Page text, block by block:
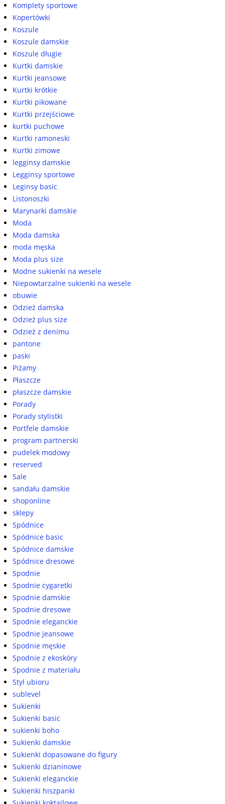
Komplety sportowe
Kopertówki
Koszule
Koszule damskie
Koszule długie
Kurtki damskie
Kurtki jeansowe
Kurtki krótkie
Kurtki pikowane
Kurtki przejściowe
kurtki puchowe
Kurtki ramoneski
Kurtki zimowe
legginsy damskie
Legginsy sportowe
Leginsy basic
Listonoszki
Marynarki damskie
Moda
Moda damska
moda męska
Moda plus size
Modne sukienki na wesele
Niepowtarzalne sukienki na wesele
obuwie
Odzież damska
Odzież plus size
Odzież z denimu
pantone
paski
Piżamy
Płaszcze
płaszcze damskie
Porady
Porady stylistki
Portfele damskie
program partnerski
pudelek modowy
reserved
Sale
sandału damskie
shoponline
sklepy
Spódnice
Spódnice basic
Spódnice damskie
Spódnice dresowe
Spodnie
Spodnie cygaretki
Spodnie damskie
Spodnie dresowe
Spodnie eleganckie
Spodnie jeansowe
Spodnie męskie
Spodnie z ekoskóry
Spodnie z materiału
Styl ubioru
sublevel
Sukienki
Sukienki basic
sukienki boho
Sukienki damskie
Sukienki dopasowane do figury
Sukienki dzianinowe
Sukienki eleganckie
Sukienki hiszpanki